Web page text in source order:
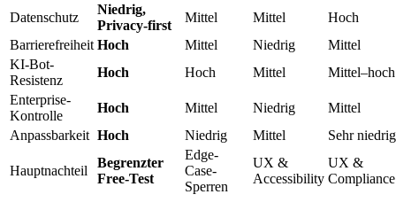
Datenschutz
Niedrig,
Privacy-first
Mittel Mittel
Hoch
Barrierefreiheit Hoch Mittel Niedrig
Mittel
KI-Bot-
Resistenz
Hoch Hoch Mittel
Mittel–hoch
Enterprise-
Kontrolle
Hoch Mittel Niedrig
Mittel
Anpassbarkeit Hoch Niedrig Mittel Sehr niedrig
Hauptnachteil
Begrenzter
Free-Test
Edge-
Case-
Sperren
UX &
Accessibility
UX &
Compliance